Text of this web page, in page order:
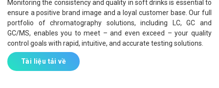
Monitoring the consistency and quality in soft drinks is essential to
ensure a positive brand image and a loyal customer base. Our full
portfolio of chromatography solutions, including LC, GC and
GC/MS, enables you to meet – and even exceed – your quality
control goals with rapid, intuitive, and accurate testing solutions.
Tài liệu tải về